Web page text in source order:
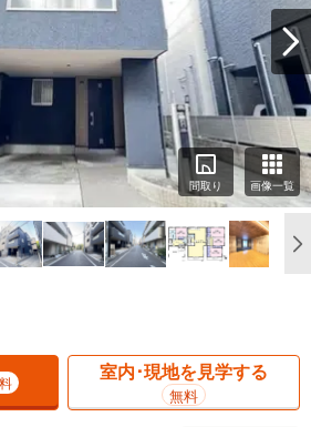
間取り 画像一覧
室内･現地を見学する
無料